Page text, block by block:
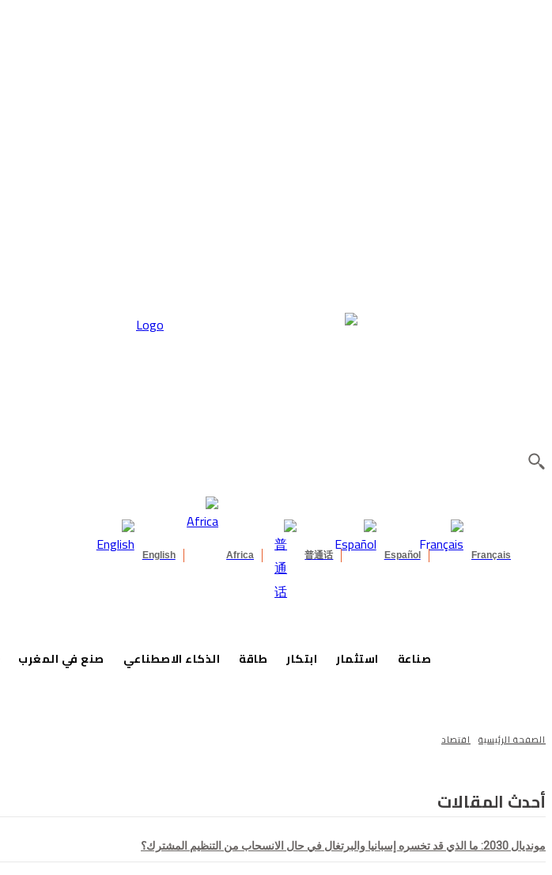
Français
Español
普通话
Africa
English
صناعة استثمار ابتكار طاقة الذكاء الاصطناعي صنع في المغرب
الصفحة الرئيسية اقتصاد
أحدث المقالات
مونديال 2030: ما الذي قد تخسره إسبانيا والبرتغال في حال الانسحاب من التنظيم المشترك؟